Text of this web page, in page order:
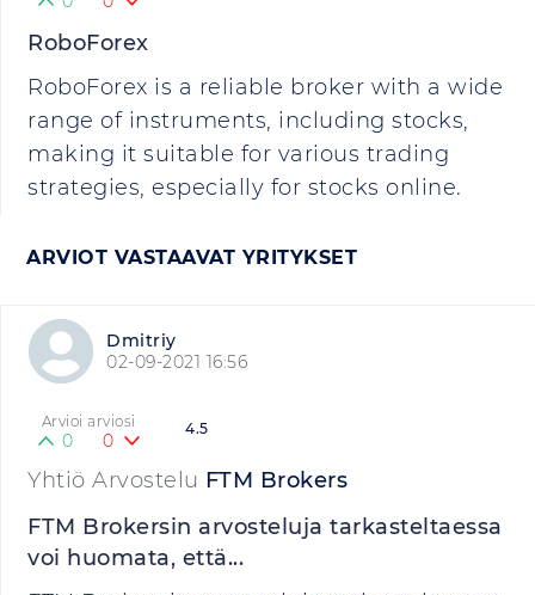
RoboForex
RoboForex is a reliable broker with a wide
range of instruments, including stocks,
making it suitable for various trading
strategies, especially for stocks online.
ARVIOT VASTAAVAT YRITYKSET
Dmitriy
02-09-2021 16:56
4.5
Arvioi arviosi
0 0
Yhtiö Arvostelu FTM Brokers
FTM Brokersin arvosteluja tarkasteltaessa
voi huomata, että...